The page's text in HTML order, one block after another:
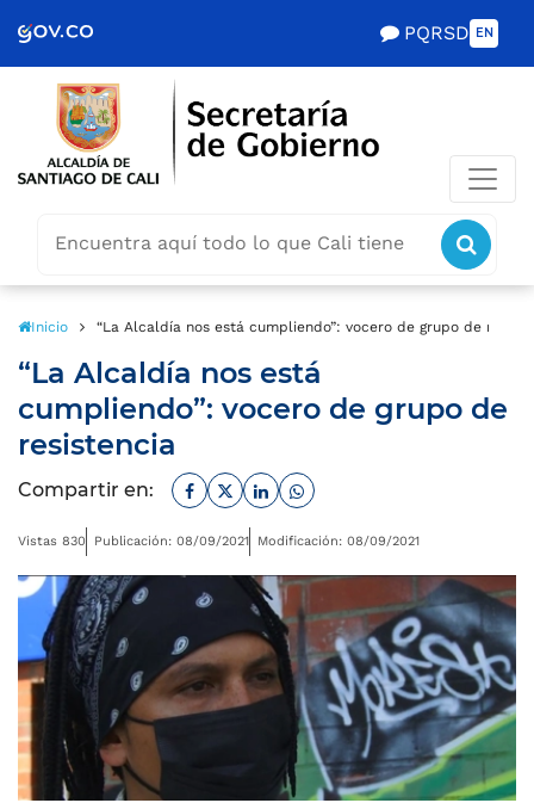
de Gobierno
PQRSD EN
icono
Inicio “La Alcaldía nos está cumpliendo”: vocero de grupo de
“La Alcaldía nos está
cumpliendo”: vocero de grupo de
resistencia
Compartir en: Facebook
TwitterLinkedinWhatsapp
Vistas 830 Publicación: 08/09/2021 Modificación: 08/09/2021